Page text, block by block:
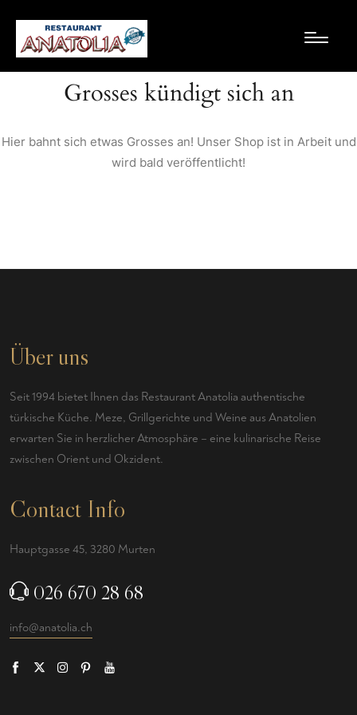
Grosses kündigt sich an
Hier bahnt sich etwas Grosses an! Unser Shop ist in Arbeit und
wird bald veröffentlicht!
Über uns
Seit 1994 bietet Ihnen das Restaurant Anatolia authentische
türkische Küche. Meze, Grillgerichte und Weine aus Anatolien
erwarten Sie in herzlicher Atmosphäre – eine kulinarische Reise
zwischen Orient und Okzident.
Contact Info
Hauptgasse 45, 3280 Murten
026 670 28 68
info@anatolia.ch